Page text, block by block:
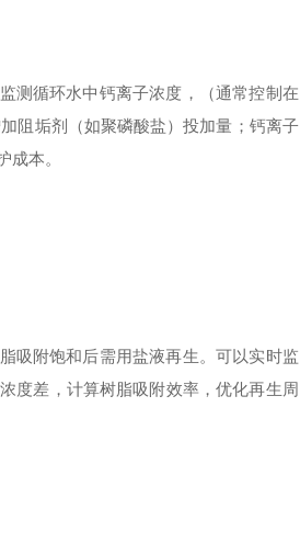
测循环水中钙离子浓度，（通常控制在
阻垢剂（如聚磷酸盐）投加量；钙离子
成本。
吸附饱和后需用盐液再生。可以实时监
度差，计算树脂吸附效率，优化再生周